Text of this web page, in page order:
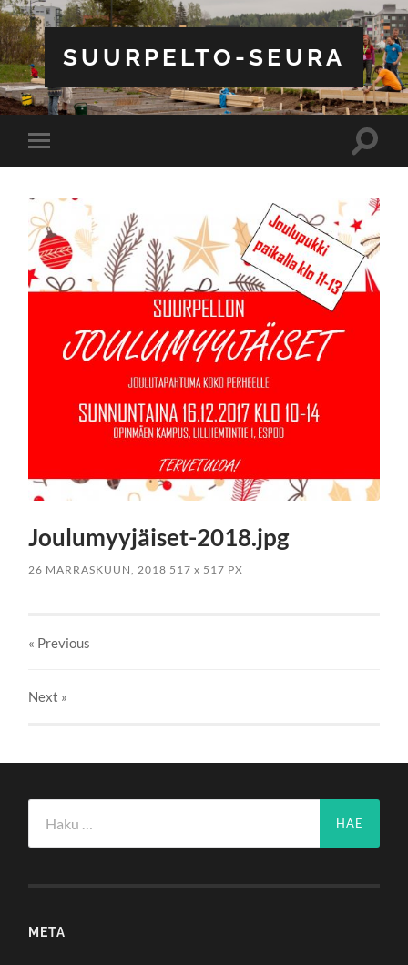
SUURPELTO-SEURA
Toggle
mobile
Toggle
Joulumyyjäiset-2018.jpg
26 MARRASKUUN, 2018 517x 517 PX
« Previous
Next »
META